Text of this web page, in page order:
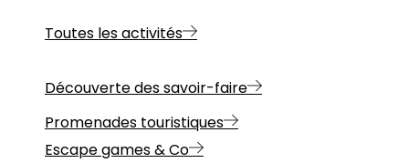
Toutes les activités
Découverte des savoir-faire
Promenades touristiques
Escape games & Co